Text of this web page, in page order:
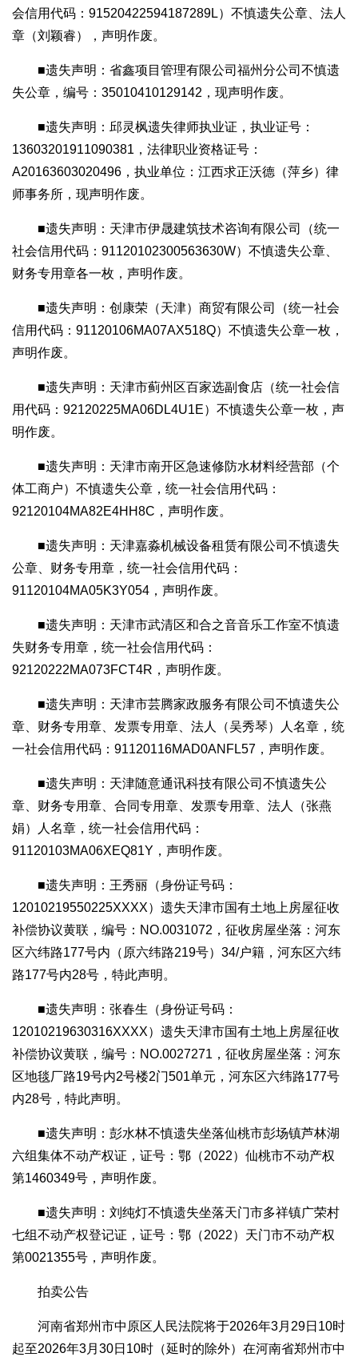
会信用代码：91520422594187289L）不慎遗失公章、法人
章（刘颖睿），声明作废。
■遗失声明：省鑫项目管理有限公司福州分公司不慎遗
失公章，编号：35010410129142，现声明作废。
■遗失声明：邱灵枫遗失律师执业证，执业证号：
13603201911090381，法律职业资格证号：
A20163603020496，执业单位：江西求正沃德（萍乡）律
师事务所，现声明作废。
■遗失声明：天津市伊晟建筑技术咨询有限公司（统一
社会信用代码：91120102300563630W）不慎遗失公章、
财务专用章各一枚，声明作废。
■遗失声明：创康荣（天津）商贸有限公司（统一社会
信用代码：91120106MA07AX518Q）不慎遗失公章一枚，
声明作废。
■遗失声明：天津市蓟州区百家选副食店（统一社会信
用代码：92120225MA06DL4U1E）不慎遗失公章一枚，声
明作废。
■遗失声明：天津市南开区急速修防水材料经营部（个
体工商户）不慎遗失公章，统一社会信用代码：
92120104MA82E4HH8C，声明作废。
■遗失声明：天津嘉淼机械设备租赁有限公司不慎遗失
公章、财务专用章，统一社会信用代码：
91120104MA05K3Y054，声明作废。
■遗失声明：天津市武清区和合之音音乐工作室不慎遗
失财务专用章，统一社会信用代码：
92120222MA073FCT4R，声明作废。
■遗失声明：天津市芸腾家政服务有限公司不慎遗失公
章、财务专用章、发票专用章、法人（吴秀琴）人名章，统
一社会信用代码：91120116MAD0ANFL57，声明作废。
■遗失声明：天津随意通讯科技有限公司不慎遗失公
章、财务专用章、合同专用章、发票专用章、法人（张燕
娟）人名章，统一社会信用代码：
91120103MA06XEQ81Y，声明作废。
■遗失声明：王秀丽（身份证号码：
12010219550225XXXX）遗失天津市国有土地上房屋征收
补偿协议黄联，编号：NO.0031072，征收房屋坐落：河东
区六纬路177号内（原六纬路219号）34/户籍，河东区六纬
路177号内28号，特此声明。
■遗失声明：张春生（身份证号码：
12010219630316XXXX）遗失天津市国有土地上房屋征收
补偿协议黄联，编号：NO.0027271，征收房屋坐落：河东
区地毯厂路19号内2号楼2门501单元，河东区六纬路177号
内28号，特此声明。
■遗失声明：彭水林不慎遗失坐落仙桃市彭场镇芦林湖
六组集体不动产权证，证号：鄂（2022）仙桃市不动产权
第1460349号，声明作废。
■遗失声明：刘纯灯不慎遗失坐落天门市多祥镇广荣村
七组不动产权登记证，证号：鄂（2022）天门市不动产权
第0021355号，声明作废。
拍卖公告
河南省郑州市中原区人民法院将于2026年3月29日10时
起至2026年3月30日10时（延时的除外）在河南省郑州市中